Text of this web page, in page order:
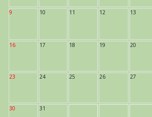
9 10 11 12 13
16 17 18 19 20
23 24 25 26 27
30 31